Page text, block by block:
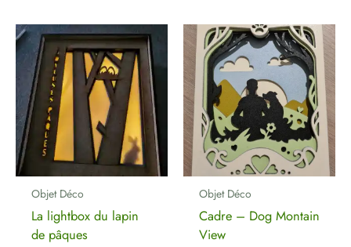
Objet Déco
La lightbox du lapin
de pâques
Objet Déco
Cadre – Dog Montain
View
Plage
de
prix :
€10,00
à
€13,00
Ce
Les